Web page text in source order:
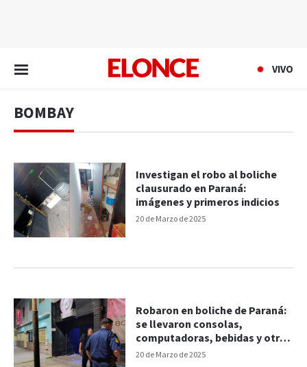
VIVO
BOMBAY
20 de Marzo de 2025
Investigan el robo al boliche
clausurado en Paraná:
imágenes y primeros indicios
20 de Marzo de 2025
Robaron en boliche de Paraná:
se llevaron consolas,
computadoras, bebidas y otros
elementos